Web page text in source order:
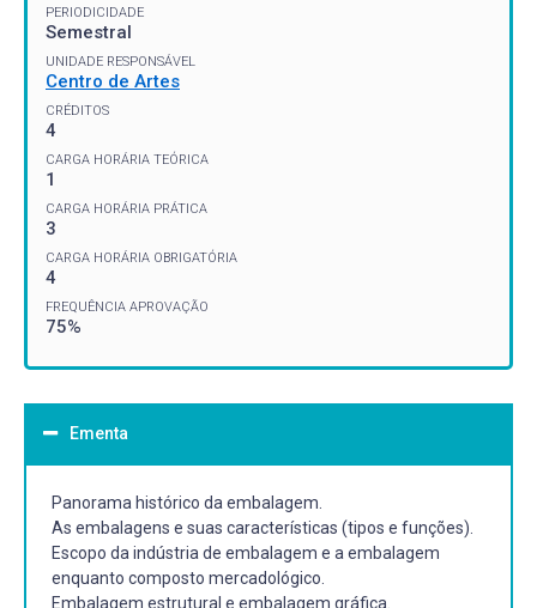
PERIODICIDADE
Semestral
UNIDADE RESPONSÁVEL
Centro de Artes
CRÉDITOS
4
CARGA HORÁRIA TEÓRICA
1
CARGA HORÁRIA PRÁTICA
3
CARGA HORÁRIA OBRIGATÓRIA
4
FREQUÊNCIA APROVAÇÃO
75%
Ementa
Panorama histórico da embalagem.
As embalagens e suas características (tipos e funções).
Escopo da indústria de embalagem e a embalagem
enquanto composto mercadológico.
Embalagem estrutural e embalagem gráfica.